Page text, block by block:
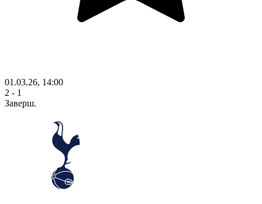
01.03.26, 14:00
2 - 1
Заверш.